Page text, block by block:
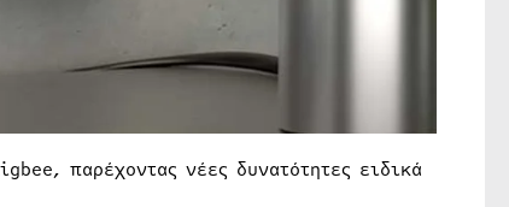
παρέχοντας νέες δυνατότητες ειδικά